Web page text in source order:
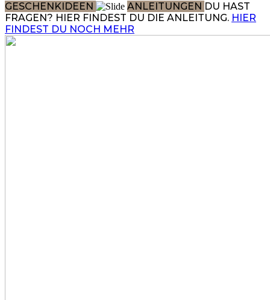
GESCHENKIDEEN ANLEITUNGEN DU HAST
FRAGEN? HIER FINDEST DU DIE ANLEITUNG. HIER
FINDEST DU NOCH MEHR